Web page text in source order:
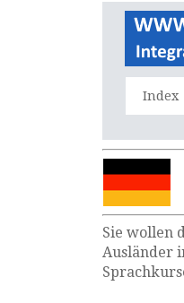
Index
Sie wollen
Ausländer